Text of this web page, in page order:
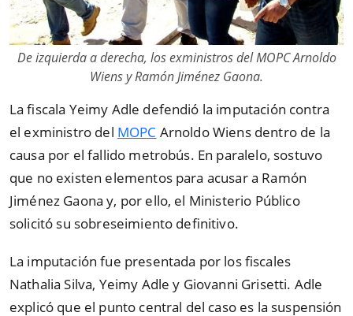
De izquierda a derecha, los exministros del MOPC Arnoldo
Wiens y Ramón Jiménez Gaona.
La fiscala Yeimy Adle defendió la imputación contra
el exministro del MOPC Arnoldo Wiens dentro de la
causa por el fallido metrobús. En paralelo, sostuvo
que no existen elementos para acusar a Ramón
Jiménez Gaona y, por ello, el Ministerio Público
solicitó su sobreseimiento definitivo.
La imputación fue presentada por los fiscales
Nathalia Silva, Yeimy Adle y Giovanni Grisetti. Adle
explicó que el punto central del caso es la suspensión